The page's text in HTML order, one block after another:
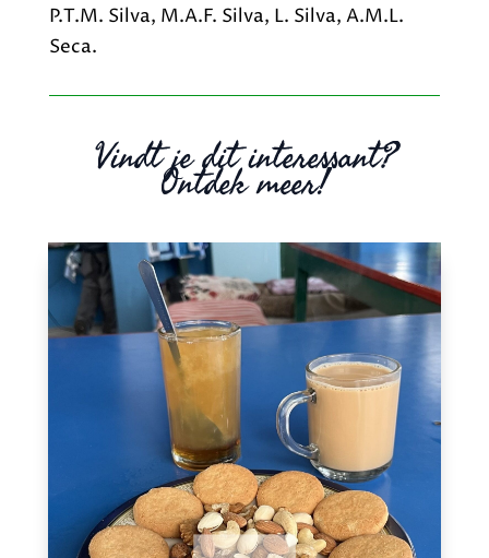
P.T.M. Silva, M.A.F. Silva, L. Silva, A.M.L.
Seca.
Vindt je dit interessant?
Ontdek meer!